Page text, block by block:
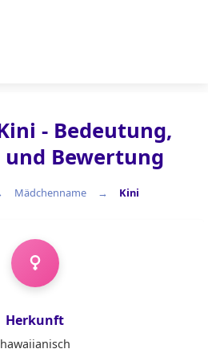
- Bedeutung,
Bewertung
Mädchenname Kini
Mädchenname
Herkunft
hawaiianisch